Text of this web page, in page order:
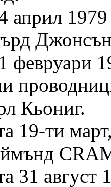
април
февруари
Кьониг.
19-ти
31 август